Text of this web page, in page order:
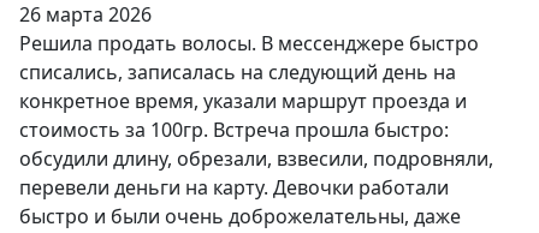
26 марта 2026
Решила продать волосы. В мессенджере быстро
списались, записалась на следующий день на
конкретное время, указали маршрут проезда и
стоимость за 100гр. Встреча прошла быстро:
обсудили длину, обрезали, взвесили, подровняли,
перевели деньги на карту. Девочки работали
быстро и были очень доброжелательны, даже